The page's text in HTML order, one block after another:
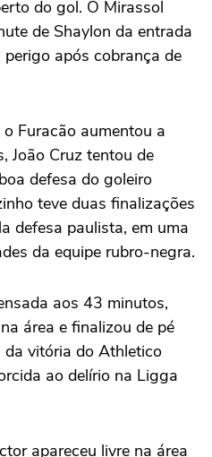
do gol. O Mirassol
de Shaylon da entrada
após cobrança de
Furacão aumentou a
João Cruz tentou de
defesa do goleiro
teve duas finalizações
defesa paulista, em uma
da equipe rubro-negra.
aos 43 minutos,
área e finalizou de pé
vitória do Athletico
ao delírio na Ligga
apareceu livre na área